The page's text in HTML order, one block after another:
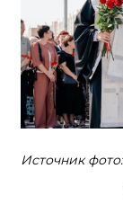
Источник